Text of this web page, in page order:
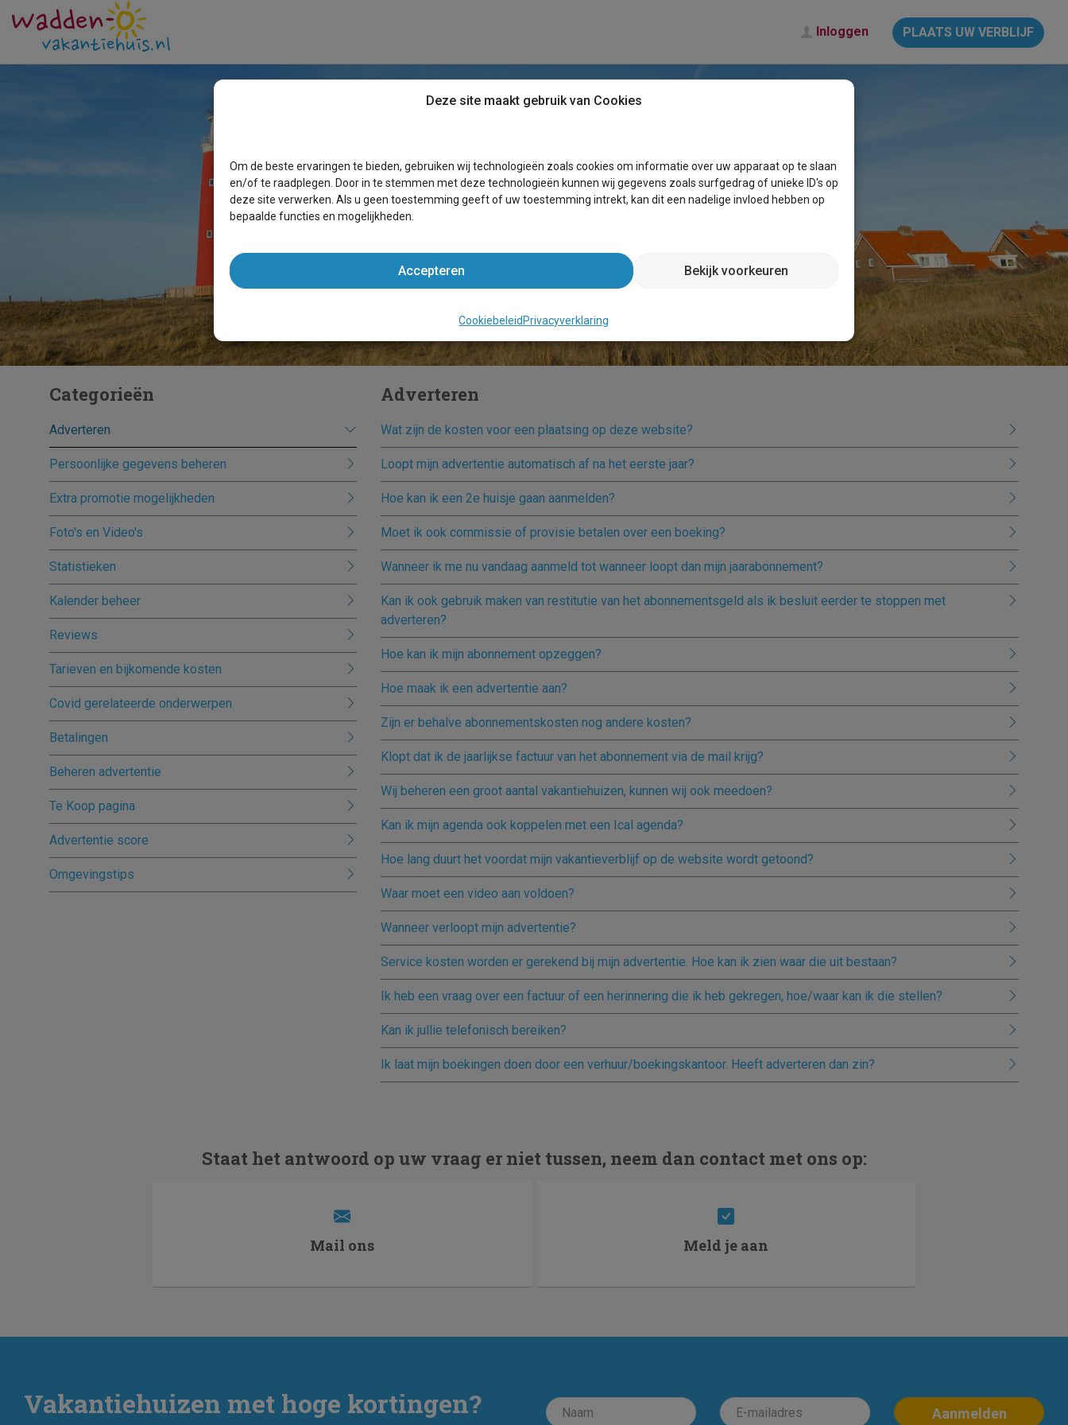
Inloggen PLAATS UW VERBLIJF
Vul hieronder je vraag of het onderwerp in
Categorieën
Adverteren
Persoonlijke gegevens beheren
Extra promotie mogelijkheden
Foto's en Video's
Statistieken
Kalender beheer
Reviews
Tarieven en bijkomende kosten
Covid gerelateerde onderwerpen
Betalingen
Beheren advertentie
Te Koop pagina
Advertentie score
Omgevingstips
Adverteren
Wat zijn de kosten voor een plaatsing op deze website?
Loopt mijn advertentie automatisch af na het eerste jaar?
Hoe kan ik een 2e huisje gaan aanmelden?
Moet ik ook commissie of provisie betalen over een boeking?
Wanneer ik me nu vandaag aanmeld tot wanneer loopt dan mijn jaarabonnement?
Kan ik ook gebruik maken van restitutie van het abonnementsgeld als ik besluit eerder te stoppen met
adverteren?
Hoe kan ik mijn abonnement opzeggen?
Hoe maak ik een advertentie aan?
Zijn er behalve abonnementskosten nog andere kosten?
Klopt dat ik de jaarlijkse factuur van het abonnement via de mail krijg?
Wij beheren een groot aantal vakantiehuizen, kunnen wij ook meedoen?
Kan ik mijn agenda ook koppelen met een Ical agenda?
Hoe lang duurt het voordat mijn vakantieverblijf op de website wordt getoond?
Waar moet een video aan voldoen?
Wanneer verloopt mijn advertentie?
Service kosten worden er gerekend bij mijn advertentie. Hoe kan ik zien waar die uit bestaan?
Ik heb een vraag over een factuur of een herinnering die ik heb gekregen, hoe/waar kan ik die stellen?
Kan ik jullie telefonisch bereiken?
Ik laat mijn boekingen doen door een verhuur/boekingskantoor. Heeft adverteren dan zin?
Staat het antwoord op uw vraag er niet tussen, neem dan contact met ons op:
Mail ons Meld je aan
Vakantiehuizen met hoge kortingen?
Deze site maakt gebruik van Cookies
Om de beste ervaringen te bieden, gebruiken wij technologieën zoals cookies om informatie over uw apparaat op te slaan
en/of te raadplegen. Door in te stemmen met deze technologieën kunnen wij gegevens zoals surfgedrag of unieke ID's op
deze site verwerken. Als u geen toestemming geeft of uw toestemming intrekt, kan dit een nadelige invloed hebben op
bepaalde functies en mogelijkheden.
Accepteren Bekijk voorkeuren
Cookiebeleid Privacyverklaring